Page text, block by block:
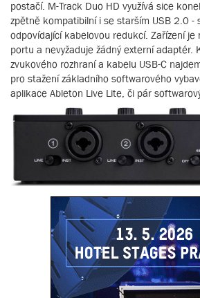
postačí. M-Track Duo HD využívá sice
zpětně kompatibilní i se starším USB 2.0 -
odpovídající kabelovou redukcí. Zařízení je
portu a nevyžaduje žádný externí adaptér.
zvukového rozhraní a kabelu USB-C
pro stažení základního softwarového
aplikace Ableton Live Lite, či pár